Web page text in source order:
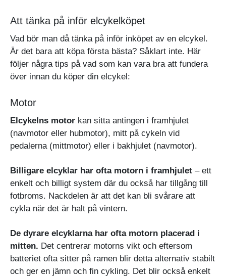
Att tänka på inför elcykelköpet
Vad bör man då tänka på inför inköpet av en elcykel.
Är det bara att köpa första bästa? Såklart inte. Här
följer några tips på vad som kan vara bra att fundera
över innan du köper din elcykel:
Motor
Elcykelns motor kan sitta antingen i framhjulet
(navmotor eller hubmotor), mitt på cykeln vid
pedalerna (mittmotor) eller i bakhjulet (navmotor).
Billigare elcyklar har ofta motorn i framhjulet – ett
enkelt och billigt system där du också har tillgång till
fotbroms. Nackdelen är att det kan bli svårare att
cykla när det är halt på vintern.
De dyrare elcyklarna har ofta motorn placerad i
mitten. Det centrerar motorns vikt och eftersom
batteriet ofta sitter på ramen blir detta alternativ stabilt
och ger en jämn och fin cykling. Det blir också enkelt